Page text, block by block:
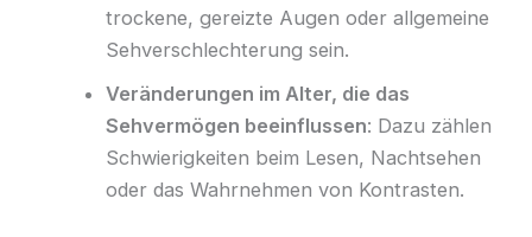
trockene, gereizte Augen oder allgemeine
Sehverschlechterung sein.
Veränderungen im Alter, die das
Sehvermögen beeinflussen: Dazu zählen
Schwierigkeiten beim Lesen, Nachtsehen
oder das Wahrnehmen von Kontrasten.